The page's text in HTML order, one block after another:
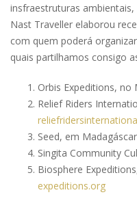
insfraestruturas
Nast Traveller elaborou
com quem poderá
quais partilhamos consigo
Orbis Expeditions, no
Relief Riders
Seed, em
Singita Community
Biosphere
expeditions.org